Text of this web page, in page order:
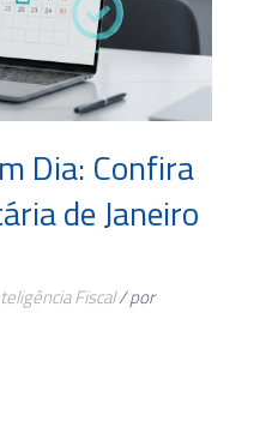
Dia: Confira
de Janeiro
Fiscal/ por